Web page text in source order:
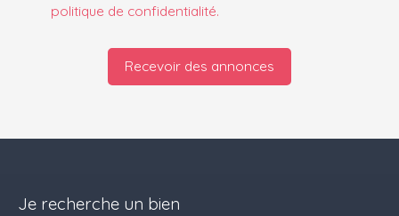
politique de confidentialité.
Recevoir des annonces
Je recherche un bien